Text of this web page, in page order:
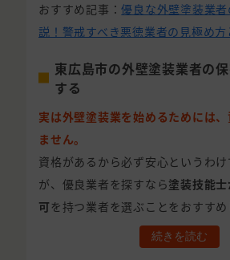
おすすめ記事：優良な外壁塗装業
説！警戒すべき悪徳業者の見極め方
東広島市の外壁塗装業者の
する
実は外壁塗装業を始めるためには
ません。
資格があるから必ず安心というわ
が、優良業者を探すなら塗装技能
可 を持つ業者を選ぶことをおすすめ
続きを読む